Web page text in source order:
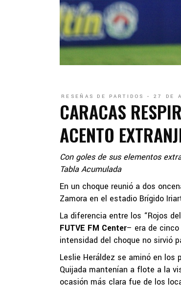
RESEÑAS DE PARTIDOS 27 DE
CARACAS
ACENTO
Con goles de sus elementos
Tabla Acumulada
En un choque reunió a dos
Zamora en el estadio Brígido
La diferencia entre los “Rojos
FUTVE FM Center– era de
intensidad del choque no sirvió
Leslie Heráldez se aminó en los
Quijada mantenían a flote a la
ocasión más clara fue de los